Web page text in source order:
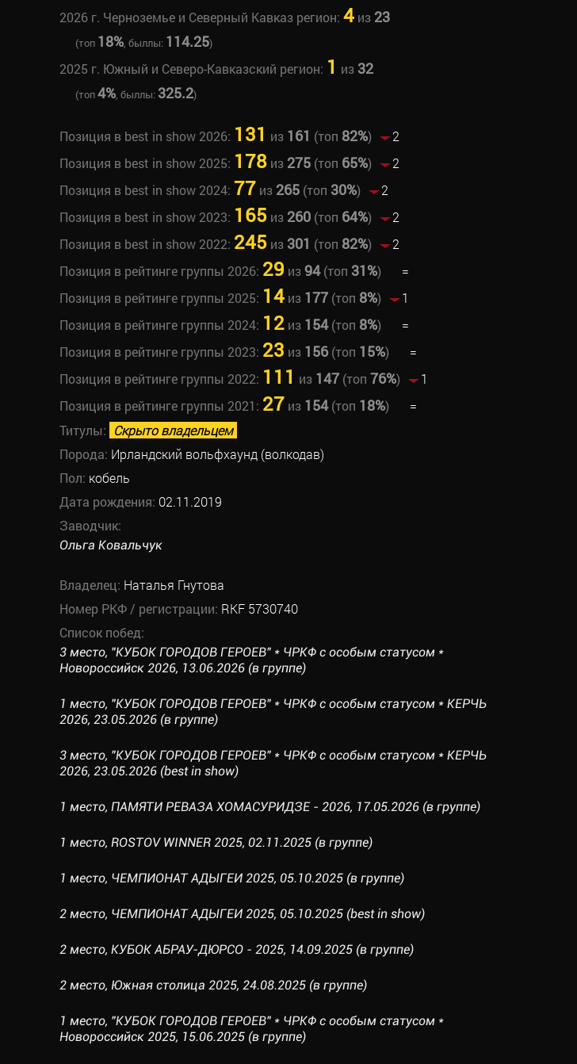
2026 г. Черноземье и Северный Кавказ регион: 4из 23
(топ 18%, быллы: 114.25)
2025 г. Южный и Северо-Кавказский регион: 1 из 32
(топ4%, быллы: 325.2)
Позиция в best in show 2026: 131 из 161 (топ 82%)
2
Позиция в best in show 2025: 178из 275(топ 65%)
2
Позиция в best in show 2024: 77 из 265(топ 30%)
2
Позиция в best in show 2023: 165из 260(топ 64%)
2
Позиция в best in show 2022: 245из 301 (топ 82%)
2
Позиция в рейтинге группы 2026: 29 из94(топ 31%)
=
Позиция в рейтинге группы 2025: 14из 177(топ 8%)
1
Позиция в рейтинге группы 2024: 12из 154(топ 8%)
=
Позиция в рейтинге группы 2023: 23 из 156(топ 15%)
=
Позиция в рейтинге группы 2022: 111 из 147(топ 76%)
1
Позиция в рейтинге группы 2021: 27 из 154(топ 18%)
=
Титулы: Скрыто владельцем
Порода: Ирландский вольфхаунд (волкодав)
Пол: кобель
Дата рождения: 02.11.2019
Заводчик:
Ольга Ковальчук
Владелец: Наталья Гнутова
Номер РКФ / регистрации: RKF 5730740
Список побед:
3 место, "КУБОК ГОРОДОВ ГЕРОЕВ" * ЧРКФ с особым статусом *
Новороссийск 2026, 13.06.2026 (в группе)
1 место, "КУБОК ГОРОДОВ ГЕРОЕВ" * ЧРКФ с особым статусом * КЕРЧЬ
2026, 23.05.2026 (в группе)
3 место, "КУБОК ГОРОДОВ ГЕРОЕВ" * ЧРКФ с особым статусом * КЕРЧЬ
2026, 23.05.2026 (best in show)
1 место, ПАМЯТИ РЕВАЗА ХОМАСУРИДЗЕ - 2026, 17.05.2026 (в группе)
1 место, ROSTOV WINNER 2025, 02.11.2025 (в группе)
1 место, ЧЕМПИОНАТ АДЫГЕИ 2025, 05.10.2025 (в группе)
2 место, ЧЕМПИОНАТ АДЫГЕИ 2025, 05.10.2025 (best in show)
2 место, КУБОК АБРАУ-ДЮРСО - 2025, 14.09.2025 (в группе)
2 место, Южная столица 2025, 24.08.2025 (в группе)
1 место, "КУБОК ГОРОДОВ ГЕРОЕВ" * ЧРКФ с особым статусом *
Новороссийск 2025, 15.06.2025 (в группе)